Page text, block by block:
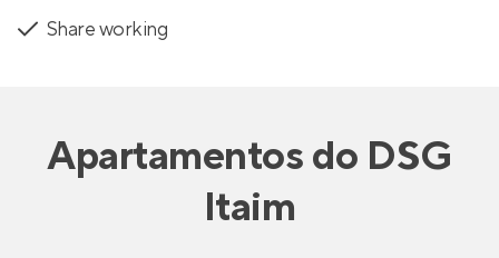
Share working
Apartamentosdo DSG
Itaim